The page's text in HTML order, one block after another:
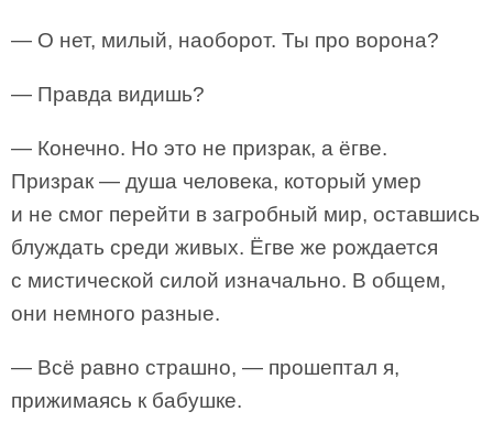
— О нет, милый, наоборот. Ты про ворона?
— Правда видишь?
— Конечно. Но это не призрак, а ёгве.
Призрак — душа человека, который умер
и не смог перейти в загробный мир, оставшись
блуждать среди живых. Ёгве же рождается
с мистической силой изначально. В общем,
они немного разные.
— Всё равно страшно, — прошептал я,
прижимаясь к бабушке.